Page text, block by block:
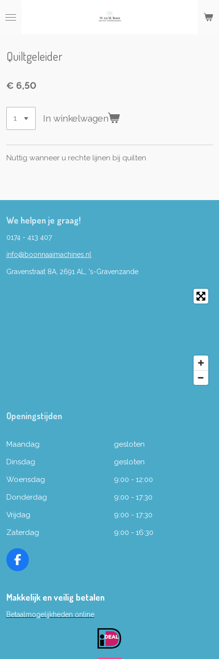
direct
hoofdinhoud
Quiltgeleider
€ 6,50
In winkelwagen
Nuttig wanneer u rechte lijnen bij quilten
We helpen je graag!
0174 - 413 407
info@boonnaaimachines.nl
Gravenstraat 8A, 2691 AL, 's-Gravenzande
Openingstijden
Maandag
gesloten
Dinsdag
gesloten
Woensdag
9:00 - 12:00
Donderdag
9:00 - 17:30
Vrijdag
9:00 - 17:30
Zaterdag
9:00 - 16:30
F
e
o
Makkelijk en veilig betalen
Betaalmogelijkheden online